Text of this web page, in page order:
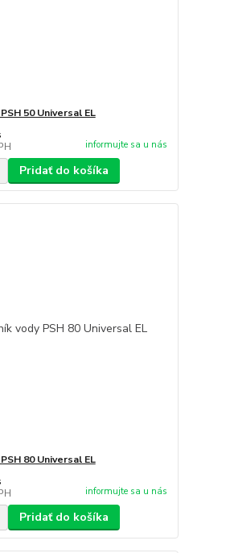
50 Universal EL
informujte sa u nás
Pridať do košíka
80 Universal EL
informujte sa u nás
Pridať do košíka